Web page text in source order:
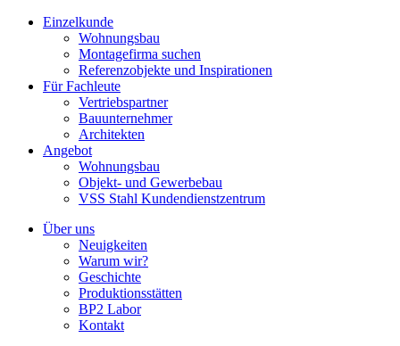
Einzelkunde
Wohnungsbau
Montagefirma suchen
Referenzobjekte und Inspirationen
Für Fachleute
Vertriebspartner
Bauunternehmer
Architekten
Angebot
Wohnungsbau
Objekt- und Gewerbebau
VSS Stahl Kundendienstzentrum
Über uns
Neuigkeiten
Warum wir?
Geschichte
Produktionsstätten
BP2 Labor
Kontakt